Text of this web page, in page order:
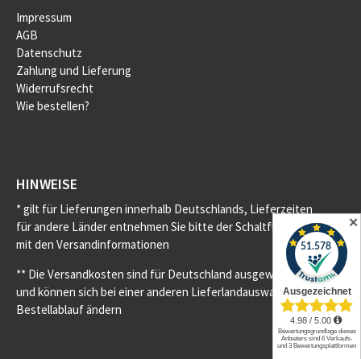
Impressum
AGB
Datenschutz
Zahlung und Lieferung
Widerrufsrecht
Wie bestellen?
HINWEISE
* gilt für Lieferungen innerhalb Deutschlands, Lieferzeiten
für andere Länder entnehmen Sie bitte der Schaltfläche
mit den Versandinformationen
** Die Versandkosten sind für Deutschland ausgewiesen
und können sich bei einer anderen Lieferlandauswahl im
Bestellablauf ändern
✕